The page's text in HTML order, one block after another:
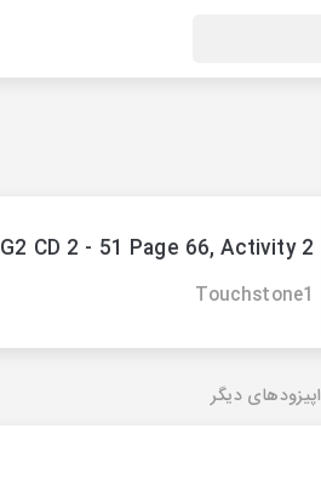
G2 CD 2 - 51 Page 66, Activity 2
Touchstone1
اپیزودهای دیگر